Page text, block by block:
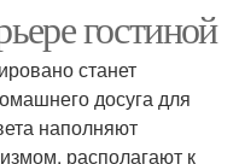
гостиной
станет
досуга для
наполняют
располагают к